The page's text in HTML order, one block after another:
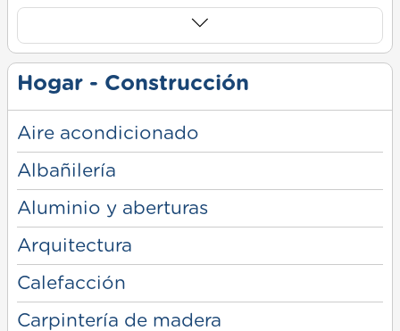
Hogar - Construcción
Aire acondicionado
Albañilería
Aluminio y aberturas
Arquitectura
Calefacción
Carpintería de madera